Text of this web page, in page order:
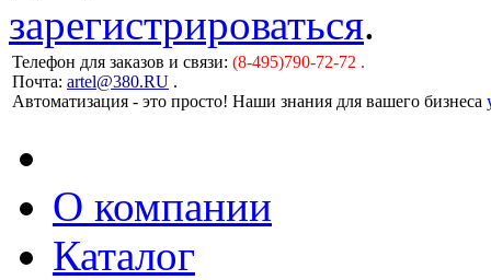
зарегистрироваться.
Телефон для заказов и связи: (8-495)790-72-72 .
Почта: artel@380.RU .
Автоматизация - это просто! Наши знания для вашего бизнеса
О компании
Каталог